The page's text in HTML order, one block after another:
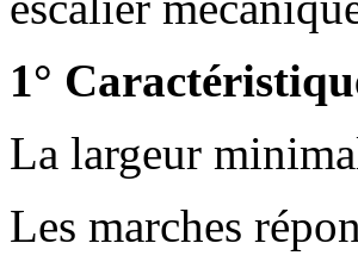
1°
La largeur
Les marches